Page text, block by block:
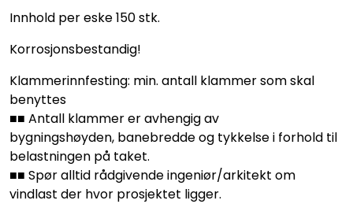
Innhold per eske 150 stk.
Korrosjonsbestandig!
Klammerinnfesting: min. antall klammer som skal
benyttes
■■ Antall klammer er avhengig av
bygningshøyden, banebredde og tykkelse i forhold til
belastningen på taket.
■■ Spør alltid rådgivende ingeniør/arkitekt om
vindlast der hvor prosjektet ligger.